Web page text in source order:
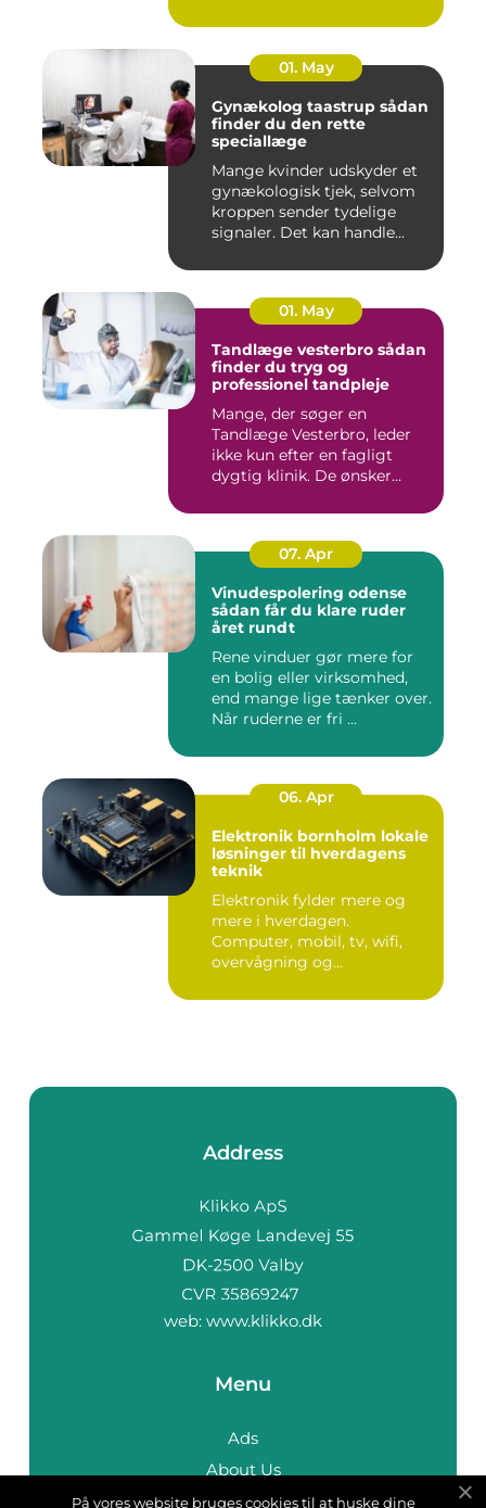
01. May
Gynækolog taastrup sådan
finder du den rette
speciallæge
Mange kvinder udskyder et
gynækologisk tjek, selvom
kroppen sender tydelige
signaler. Det kan handle...
01. May
Tandlæge vesterbro sådan
finder du tryg og
professionel tandpleje
Mange, der søger en
Tandlæge Vesterbro, leder
ikke kun efter en fagligt
dygtig klinik. De ønsker
07. Apr
Vinudespolering odense
sådan får du klare ruder
året rundt
Rene vinduer gør mere for
en bolig eller virksomhed,
end mange lige tænker over.
Når ruderne er fri ...
06. Apr
Elektronik bornholm lokale
løsninger til hverdagens
teknik
Elektronik fylder mere og
mere i hverdagen.
Computer, mobil, tv, wifi,
overvågning og
Address
web: www.klikko.dk
Menu
Ads
About Us
Cookies
På vores website bruges cookies til at huske dine